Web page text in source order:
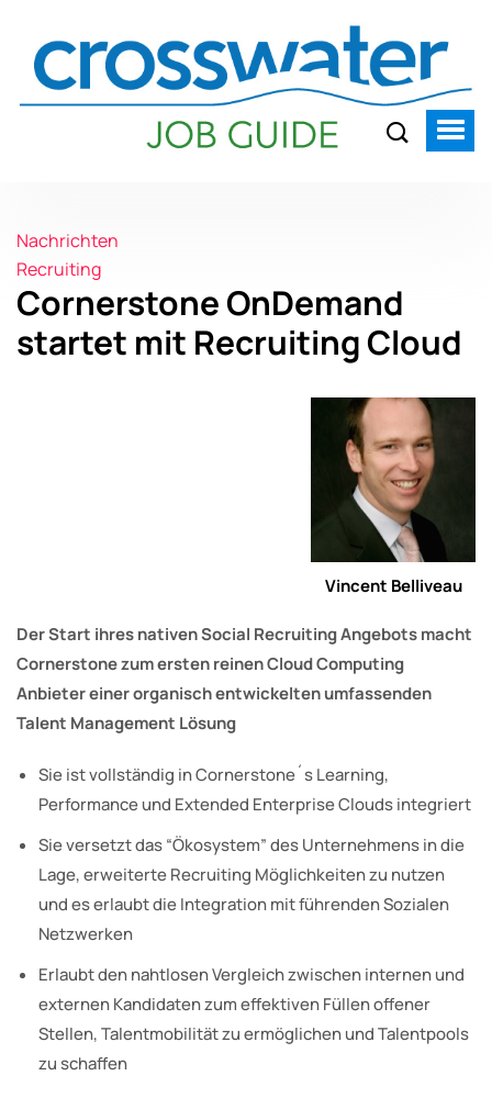
Nachrichten
Recruiting
Cornerstone OnDemand
startet mit Recruiting Cloud
Vincent Belliveau
Der Start ihres nativen Social Recruiting Angebots macht
Cornerstone zum ersten reinen Cloud Computing
Anbieter einer organisch entwickelten umfassenden
Talent Management Lösung
Sie ist vollständig in Cornerstone´s Learning,
Performance und Extended Enterprise Clouds integriert
Sie versetzt das “Ökosystem” des Unternehmens in die
Lage, erweiterte Recruiting Möglichkeiten zu nutzen
und es erlaubt die Integration mit führenden Sozialen
Netzwerken
Erlaubt den nahtlosen Vergleich zwischen internen und
externen Kandidaten zum effektiven Füllen offener
Stellen, Talentmobilität zu ermöglichen und Talentpools
zu schaffen